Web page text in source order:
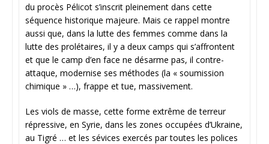
du procès Pélicot s’inscrit pleinement dans cette
séquence historique majeure. Mais ce rappel montre
aussi que, dans la lutte des femmes comme dans la
lutte des prolétaires, il y a deux camps qui s’affrontent
et que le camp d’en face ne désarme pas, il contre-
attaque, modernise ses méthodes (la « soumission
chimique » …), frappe et tue, massivement.
Les viols de masse, cette forme extrême de terreur
répressive, en Syrie, dans les zones occupées d’Ukraine,
au Tigré … et les sévices exercés par toutes les polices